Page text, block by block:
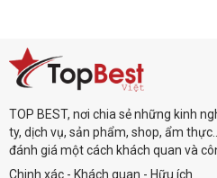
TOP BEST, nơi chia sẻ những kinh
ty, dịch vụ, sản phẩm, shop, ẩm
đánh giá một cách khách quan và
Chinh xác - Khách quan - Hữu ích